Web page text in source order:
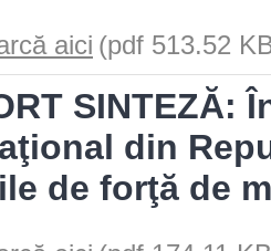
aici (pdf 513.52
SINTEZĂ:
din
de forţă de